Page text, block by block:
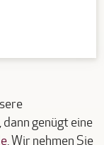
genügt eine
. Wir nehmen Sie